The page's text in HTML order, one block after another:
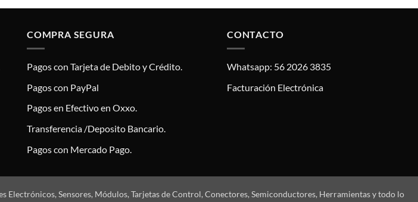
COMPRA SEGURA
Pagos con Tarjeta de Debito y Crédito.
Pagos con PayPal
Pagos en Efectivo en Oxxo.
Transferencia /Deposito Bancario.
Pagos con Mercado Pago.
CONTACTO
Whatsapp: 56 2026 3835
Facturación Electrónica
Sensores, Módulos, Tarjetas de Control, Conectores, Semiconductores, Herramientas y todo lo